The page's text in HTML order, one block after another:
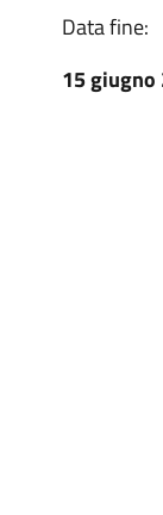
Data fine:
15 giugno